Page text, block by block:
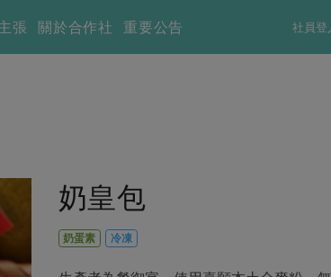
社員登
張 關於合作社 重要公告
奶皇包
奶蛋素 冷凍